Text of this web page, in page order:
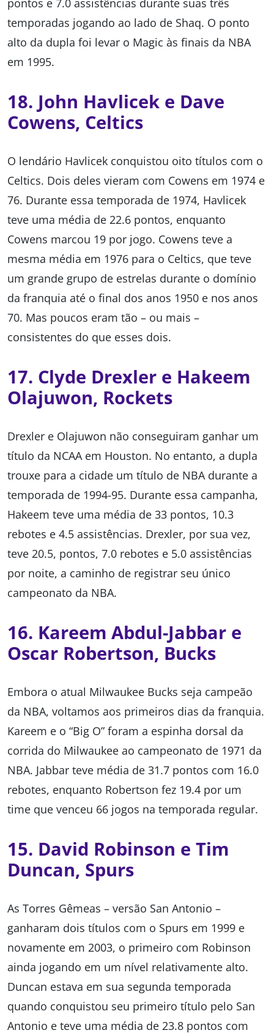
pontos e 7.0 assistências durante suas três
temporadas jogando ao lado de Shaq. O ponto
alto da dupla foi levar o Magic às finais da NBA
em 1995.
18. John Havlicek e Dave
Cowens, Celtics
O lendário Havlicek conquistou oito títulos com o
Celtics. Dois deles vieram com Cowens em 1974 e
76. Durante essa temporada de 1974, Havlicek
teve uma média de 22.6 pontos, enquanto
Cowens marcou 19 por jogo. Cowens teve a
mesma média em 1976 para o Celtics, que teve
um grande grupo de estrelas durante o domínio
da franquia até o final dos anos 1950 e nos anos
70. Mas poucos eram tão – ou mais –
consistentes do que esses dois.
17. Clyde Drexler e Hakeem
Olajuwon, Rockets
Drexler e Olajuwon não conseguiram ganhar um
título da NCAA em Houston. No entanto, a dupla
trouxe para a cidade um título de NBA durante a
temporada de 1994-95. Durante essa campanha,
Hakeem teve uma média de 33 pontos, 10.3
rebotes e 4.5 assistências. Drexler, por sua vez,
teve 20.5, pontos, 7.0 rebotes e 5.0 assistências
por noite, a caminho de registrar seu único
campeonato da NBA.
16. Kareem Abdul-Jabbar e
Oscar Robertson, Bucks
Embora o atual Milwaukee Bucks seja campeão
da NBA, voltamos aos primeiros dias da franquia.
Kareem e o “Big O” foram a espinha dorsal da
corrida do Milwaukee ao campeonato de 1971 da
NBA. Jabbar teve média de 31.7 pontos com 16.0
rebotes, enquanto Robertson fez 19.4 por um
time que venceu 66 jogos na temporada regular.
15. David Robinson e Tim
Duncan, Spurs
As Torres Gêmeas – versão San Antonio –
ganharam dois títulos com o Spurs em 1999 e
novamente em 2003, o primeiro com Robinson
ainda jogando em um nível relativamente alto.
Duncan estava em sua segunda temporada
quando conquistou seu primeiro título pelo San
Antonio e teve uma média de 23.8 pontos com